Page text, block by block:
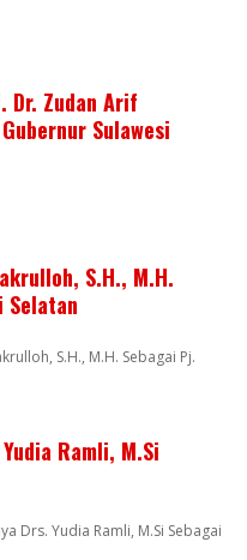
Dr. Zudan Arif
Sulawesi
S.H., M.H.
Selatan
S.H., M.H. Sebagai Pj.
Ramli, M.Si
Drs. Yudia Ramli, M.Si Sebagai